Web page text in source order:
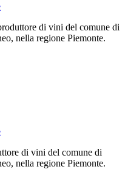
di vini del comune di
nella regione Piemonte.
di vini del comune di
nella regione Piemonte.